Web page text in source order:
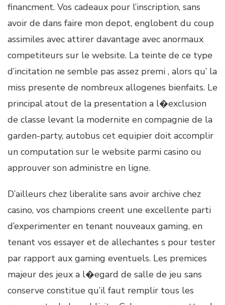
financment. Vos cadeaux pour l’inscription, sans
avoir de dans faire mon depot, englobent du coup
assimiles avec attirer davantage avec anormaux
competiteurs sur le website. La teinte de ce type
d’incitation ne semble pas assez premi , alors qu’ la
miss presente de nombreux allogenes bienfaits. Le
principal atout de la presentation a l�exclusion
de classe levant la modernite en compagnie de la
garden-party, autobus cet equipier doit accomplir
un computation sur le website parmi casino ou
approuver son administre en ligne.
D’ailleurs chez liberalite sans avoir archive chez
casino, vos champions creent une excellente parti
d’experimenter en tenant nouveaux gaming, en
tenant vos essayer et de allechantes s pour tester
par rapport aux gaming eventuels. Les premices
majeur des jeux a l�egard de salle de jeu sans
conserve constitue qu’il faut remplir tous les